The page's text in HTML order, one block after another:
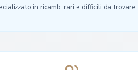
in ricambi rari e difficili da trovare